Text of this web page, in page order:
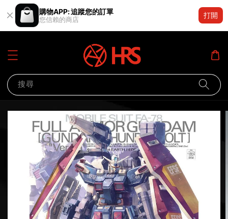
購物APP: 追蹤您的訂單
您信賴的商店
打開
搜尋